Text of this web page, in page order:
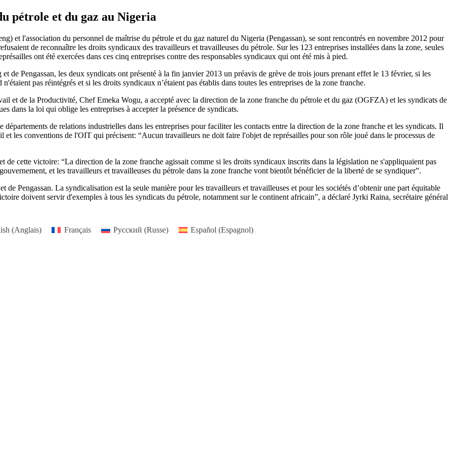
pétrole et du gaz au Nigeria
et l'association du personnel de maîtrise du pétrole et du gaz naturel du Nigeria (Pengassan), se sont rencontrés en novembre 2012 pour
de reconnaître les droits syndicaux des travailleurs et travailleuses du pétrole. Sur les 123 entreprises installées dans la zone, seules
ont été exercées dans ces cinq entreprises contre des responsables syndicaux qui ont été mis à pied.
de Pengassan, les deux syndicats ont présenté à la fin janvier 2013 un préavis de grève de trois jours prenant effet le 13 février, si les
pas réintégrés et si les droits syndicaux n’étaient pas établis dans toutes les entreprises de la zone franche.
et de la Productivité, Chef Emeka Wogu, a accepté avec la direction de la zone franche du pétrole et du gaz (OGFZA) et les syndicats de
dans la loi qui oblige les entreprises à accepter la présence de syndicats.
de relations industrielles dans les entreprises pour faciliter les contacts entre la direction de la zone franche et les syndicats. Il
et les conventions de l'OIT qui précisent: “Aucun travailleurs ne doit faire l'objet de représailles pour son rôle joué dans le processus de
de cette victoire: “La direction de la zone franche agissait comme si les droits syndicaux inscrits dans la législation ne s'appliquaient pas
et les travailleurs et travailleuses du pétrole dans la zone franche vont bientôt bénéficier de la liberté de se syndiquer”.
Pengassan. La syndicalisation est la seule manière pour les travailleurs et travailleuses et pour les sociétés d’obtenir une part équitable
doivent servir d'exemples à tous les syndicats du pétrole, notamment sur le continent africain”, a déclaré Jyrki Raina, secrétaire général
(Anglais) Français Русский (Russe) Español (Espagnol)